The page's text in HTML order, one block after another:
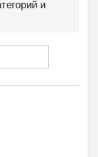
и